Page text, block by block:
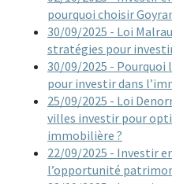
pourquoi choisir
30/09/2025 - Loi
stratégies pour
30/09/2025 - Pourquoi
pour investir dans
25/09/2025 - Loi
villes investir pour
immobilière ?
22/09/2025 - Investir
l’opportunité